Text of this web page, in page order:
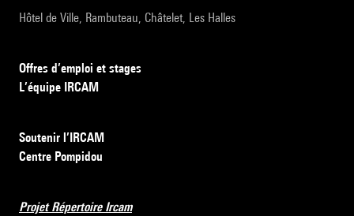
Hôtel de Ville, Rambuteau, Châtelet, Les Halles
Offres d’emploi et stages
L’équipe IRCAM
Soutenir l’IRCAM
Centre Pompidou
Projet Répertoire Ircam